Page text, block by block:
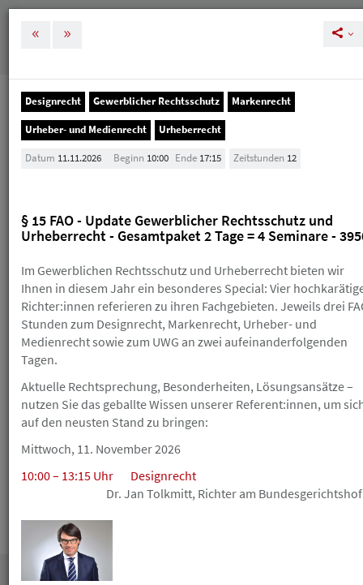
Veranstaltungen
Veranstaltungen
Veranstaltungen an, um Ihre und unsere Planung zu
vereinfachen. Bei einer Stornierung nach der
kostenlosen Absagefrist (in der Regel 10 Tage vor der
Veranstaltung) erhalten Sie einen Gutschein, den Sie
innerhalb eines Jahres für die Buchung eines neuen
HAV-Seminars einlösen können. Sollte Ihnen das
Skript schon zugegangen sein, erhalten Sie einen
Gutschein über die Hälfte des Teilnahmebetrags.
Wenn Sie einen Gutschein erhalten, ist der
ursprüngliche Teilnahmebetrag trotzdem fällig. Einen
Gutschein erhalten Sie nicht bei Nichterscheinen
ohne vorherige Absage. Die Anmeldung zu einer
kulturellen/ gesellschaftlichen Veranstaltung ist
verbindlich und nicht mehr kostenlos stornierbar.
Die Teilnahmebedingungen finden Sie
Designrecht Gewerblicher Rechtsschutz Markenrecht
Urheber- und Medienrecht Urheberrecht
Datum 11.11.2026 Beginn 10:00 Ende 17:15 Zeitstunden 12
§ 15 FAO - Update Gewerblicher Rechtsschutz und
Urheberrecht - Gesamtpaket 2 Tage = 4 Seminare -
Im Gewerblichen Rechtsschutz und Urheberrecht bieten wir
Ihnen in diesem Jahr ein besonderes Special: Vier
Richter:innen referieren zu ihren Fachgebieten. Jeweils drei
Stunden zum Designrecht, Markenrecht, Urheber- und
Medienrecht sowie zum UWG an zwei aufeinanderfolgenden
Tagen.
Aktuelle Rechtsprechung, Besonderheiten, Lösungsansätze –
nutzen Sie das geballte Wissen unserer Referent:innen, um
auf den neusten Stand zu bringen:
Mittwoch, 11. November 2026
10:00 – 13:15 Uhr Designrecht
Dr. Jan Tolkmitt, Richter am